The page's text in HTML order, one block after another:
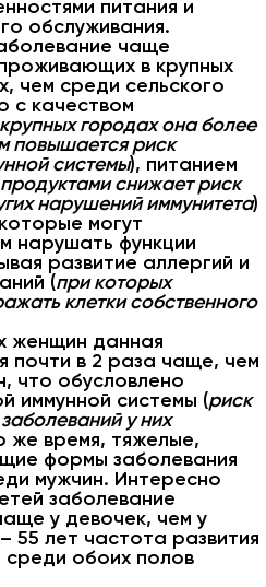
питания и
обслуживания.
чаще
в крупных
чем среди сельского
с качеством
городах она более
повышается риск
системы), питанием
снижает риск
нарушений иммунитета)
могут
нарушать функции
развитие аллергий и
(при которых
клетки собственного
женщин данная
почти в 2 раза чаще, чем
что обусловлено
иммунной системы (риск
у них
же время, тяжелые,
формы заболевания
мужчин. Интересно
заболевание
у девочек, чем у
55 лет частота развития
среди обоих полов